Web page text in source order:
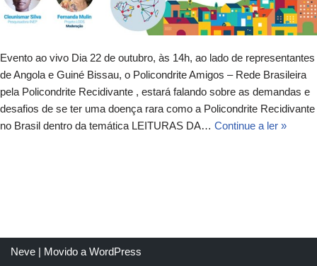
Evento ao vivo Dia 22 de outubro, às 14h, ao lado de representantes
de Angola e Guiné Bissau, o Policondrite Amigos – Rede Brasileira
pela Policondrite Recidivante , estará falando sobre as demandas e
desafios de se ter uma doença rara como a Policondrite Recidivante
no Brasil dentro da temática LEITURAS DA… Continue a ler »
Neve | Movido a WordPress